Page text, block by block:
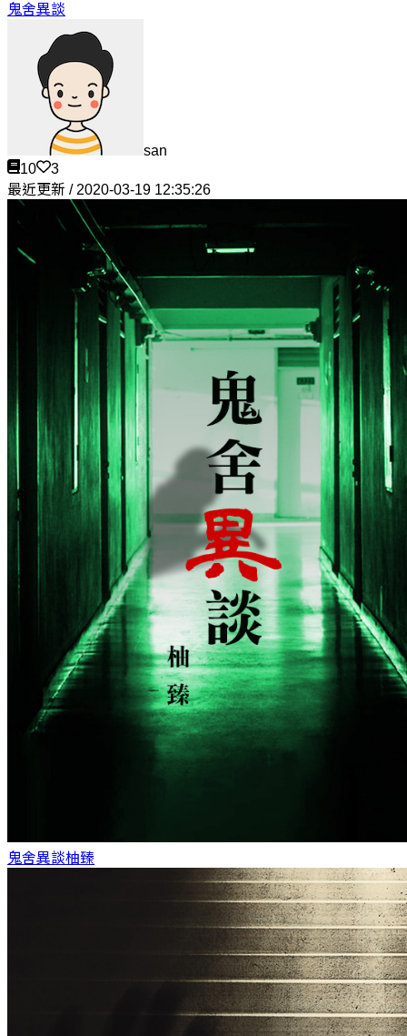
鬼舍異談
san
10
3
最近更新 / 2020-03-19 12:35:26
鬼舍異談柚臻